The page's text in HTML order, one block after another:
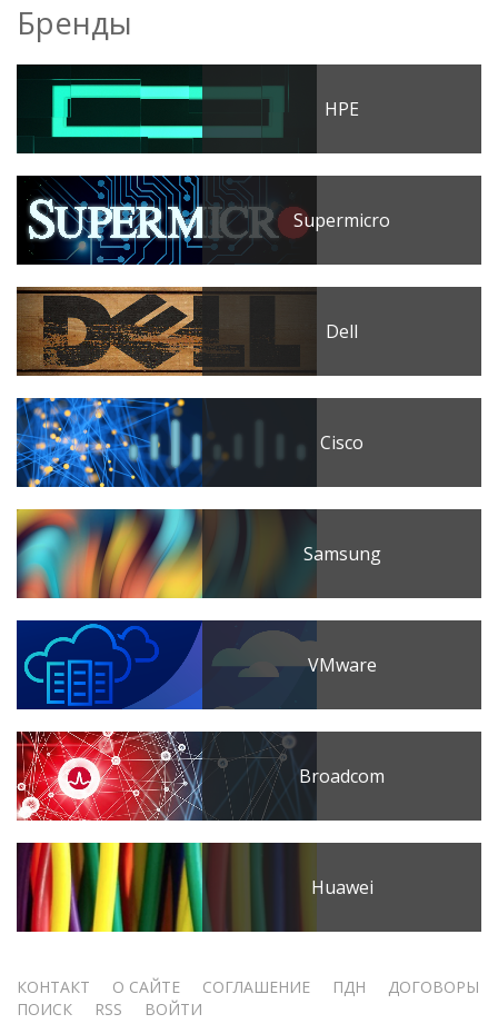
Бренды
HPE
Supermicro
Dell
Cisco
Samsung
VMware
Broadcom
Huawei
Меню
КОНТАКТ О САЙТЕ СОГЛАШЕНИЕ ПДН
ДОГОВОРЫ
ПОИСК
RSS ВОЙТИ